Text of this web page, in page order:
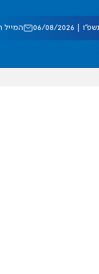
08/2026 המייל